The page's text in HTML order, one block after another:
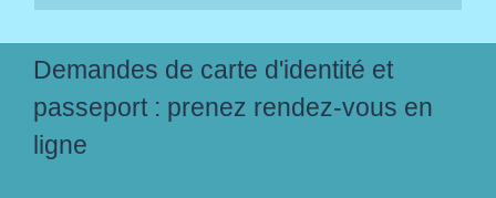
Demandes de carte d'identité et
passeport : prenez rendez-vous en
ligne